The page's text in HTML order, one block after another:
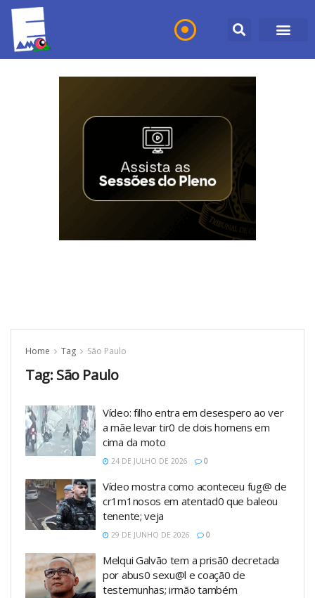
Home Tag São Paulo
Tag: São Paulo
Vídeo: filho entra em desespero ao ver
a mãe levar tir0 de dois homens em
cima da moto
24 DE JULHO DE 2026 0
Vídeo mostra como aconteceu fug@ de
cr1m1nosos em atentad0 que baleou
tenente; veja
29 DE JUNHO DE 2026 0
Melqui Galvão tem a prisã0 decretada
por abus0 sexu@l e coaçã0 de
testemunhas; irmão também